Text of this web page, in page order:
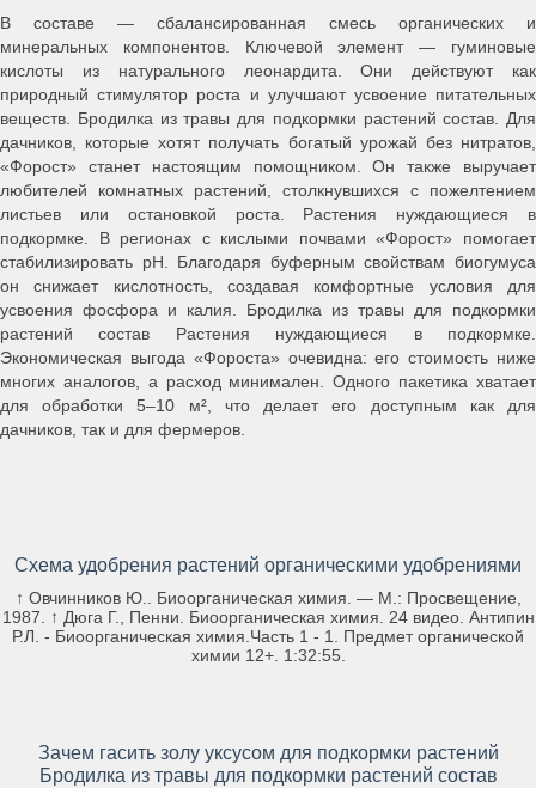
В составе — сбалансированная смесь органических и
минеральных компонентов. Ключевой элемент — гуминовые
кислоты из натурального леонардита. Они действуют как
природный стимулятор роста и улучшают усвоение питательных
веществ. Бродилка из травы для подкормки растений состав. Для
дачников, которые хотят получать богатый урожай без нитратов,
«Форост» станет настоящим помощником. Он также выручает
любителей комнатных растений, столкнувшихся с пожелтением
листьев или остановкой роста. Растения нуждающиеся в
подкормке. В регионах с кислыми почвами «Форост» помогает
стабилизировать pH. Благодаря буферным свойствам биогумуса
он снижает кислотность, создавая комфортные условия для
усвоения фосфора и калия. Бродилка из травы для подкормки
растений состав Растения нуждающиеся в подкормке.
Экономическая выгода «Фороста» очевидна: его стоимость ниже
многих аналогов, а расход минимален. Одного пакетика хватает
для обработки 5–10 м², что делает его доступным как для
дачников, так и для фермеров.
Схема удобрения растений органическими удобрениями
↑ Овчинников Ю.. Биоорганическая химия. — М.: Просвещение,
1987. ↑ Дюга Г., Пенни. Биоорганическая химия. 24 видео. Антипин
Р.Л. - Биоорганическая химия.Часть 1 - 1. Предмет органической
химии 12+. 1:32:55.
Зачем гасить золу уксусом для подкормки растений
Бродилка из травы для подкормки растений состав